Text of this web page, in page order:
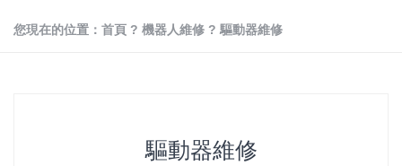
您現在的位置： 首頁 ? 機器人維修 ? 驅動器維修
驅動器維修